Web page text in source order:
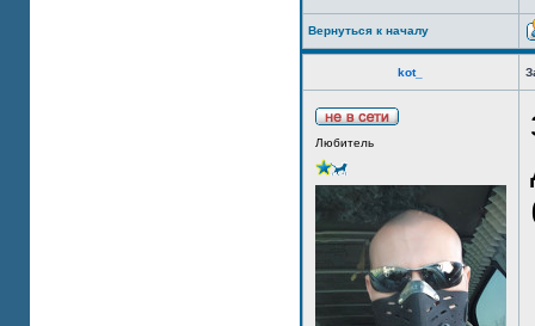
Вернуться к началу
kot_
Любитель